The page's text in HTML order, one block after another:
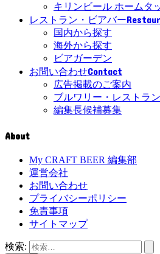
キリンビール ホームタ
レストラン・ビアバー
国内から探す
海外から探す
ビアガーデン
お問い合わせContact
広告掲載のご案内
ブルワリー・レストラ
編集長候補募集
About
My CRAFT BEER 編集部
運営会社
お問い合わせ
プライバシーポリシー
免責事項
サイトマップ
検索: